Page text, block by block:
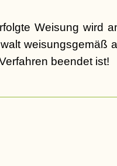
Weisung wird
weisungsgemäß
beendet ist!